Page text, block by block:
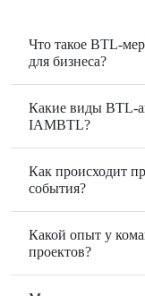
Что такое BTL-
для бизнеса?
Какие виды BTL-
IAMBTL?
Как происходит
события?
Какой опыт у
проектов?